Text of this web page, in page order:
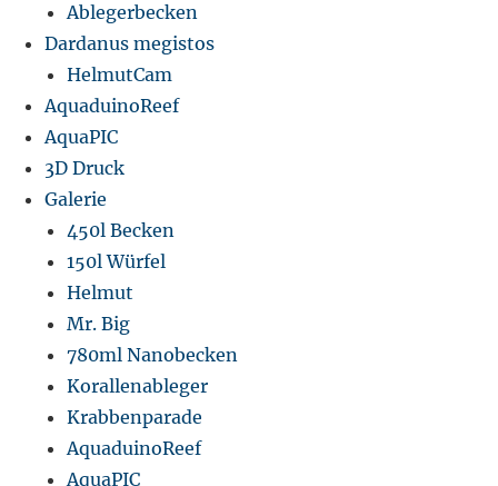
Ablegerbecken
Dardanus megistos
HelmutCam
AquaduinoReef
AquaPIC
3D Druck
Galerie
450l Becken
150l Würfel
Helmut
Mr. Big
780ml Nanobecken
Korallenableger
Krabbenparade
AquaduinoReef
AquaPIC